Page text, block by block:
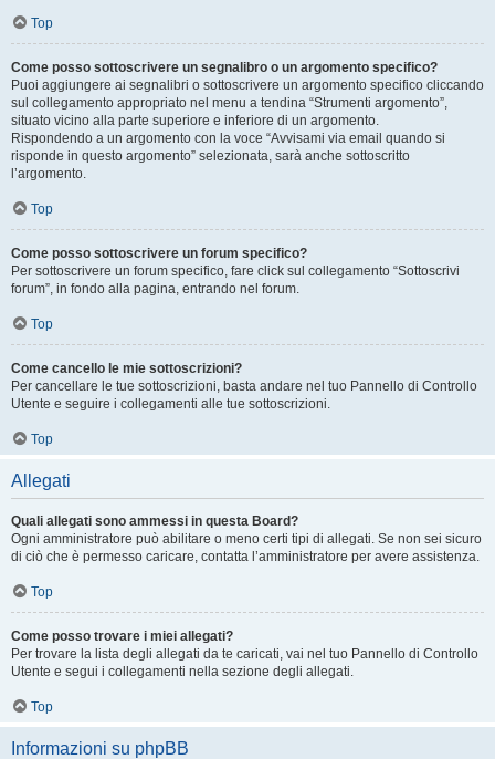
Top
Come posso sottoscrivere un segnalibro o un argomento specifico?
Puoi aggiungere ai segnalibri o sottoscrivere un argomento specifico cliccando
sul collegamento appropriato nel menu a tendina “Strumenti argomento”,
situato vicino alla parte superiore e inferiore di un argomento.
Rispondendo a un argomento con la voce “Avvisami via email quando si
risponde in questo argomento” selezionata, sarà anche sottoscritto
l’argomento.
Top
Come posso sottoscrivere un forum specifico?
Per sottoscrivere un forum specifico, fare click sul collegamento “Sottoscrivi
forum”, in fondo alla pagina, entrando nel forum.
Top
Come cancello le mie sottoscrizioni?
Per cancellare le tue sottoscrizioni, basta andare nel tuo Pannello di Controllo
Utente e seguire i collegamenti alle tue sottoscrizioni.
Top
Allegati
Quali allegati sono ammessi in questa Board?
Ogni amministratore può abilitare o meno certi tipi di allegati. Se non sei sicuro
di ciò che è permesso caricare, contatta l’amministratore per avere assistenza.
Top
Come posso trovare i miei allegati?
Per trovare la lista degli allegati da te caricati, vai nel tuo Pannello di Controllo
Utente e segui i collegamenti nella sezione degli allegati.
Top
Informazioni su phpBB